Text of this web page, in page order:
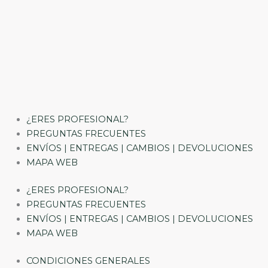
¿ERES PROFESIONAL?
PREGUNTAS FRECUENTES
ENVÍOS | ENTREGAS | CAMBIOS | DEVOLUCIONES
MAPA WEB
¿ERES PROFESIONAL?
PREGUNTAS FRECUENTES
ENVÍOS | ENTREGAS | CAMBIOS | DEVOLUCIONES
MAPA WEB
CONDICIONES GENERALES